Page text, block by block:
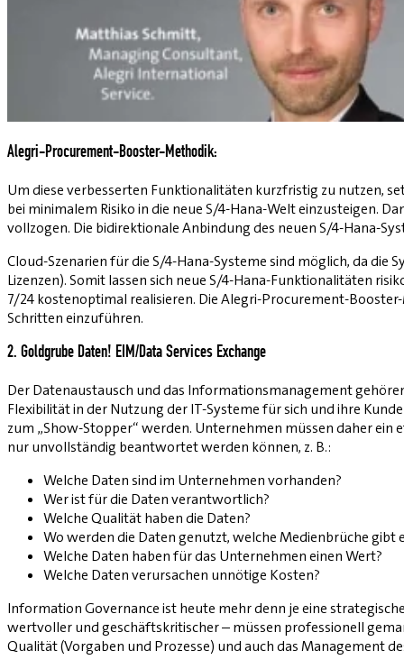
Alegri-Procurement-Booster-Methodik:
Um diese verbesserten Funktionalitäten kurzfristig zu nutzen,
bei minimalem Risiko in die neue S/4-Hana-Welt einzusteigen.
vollzogen. Die bidirektionale Anbindung des neuen S/4-Hana-
Cloud-Szenarien für die S/4-Hana-Systeme sind möglich, da
Lizenzen). Somit lassen sich neue S/4-Hana-Funktionalitäten
7/24 kostenoptimal realisieren. Die Alegri-Procurement-
Schritten einzuführen.
2. Goldgrube Daten! EIM/Data Services Exchange
Der Datenaustausch und das Informationsmanagement
Flexibilität in der Nutzung der IT-Systeme für sich und ihre
zum „Show-Stopper“ werden. Unternehmen müssen daher
nur unvollständig beantwortet werden können, z. B.:
Welche Daten sind im Unternehmen vorhanden?
Wer ist für die Daten verantwortlich?
Welche Qualität haben die Daten?
Wo werden die Daten genutzt, welche Medienbrüche gibt
Welche Daten haben für das Unternehmen einen Wert?
Welche Daten verursachen unnötige Kosten?
Information Governance ist heute mehr denn je eine
wertvoller und geschäftskritischer – müssen professionell
Qualität (Vorgaben und Prozesse) und auch das Management